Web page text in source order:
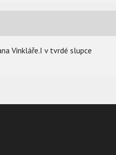
Vinkláře.I v tvrdé slupce